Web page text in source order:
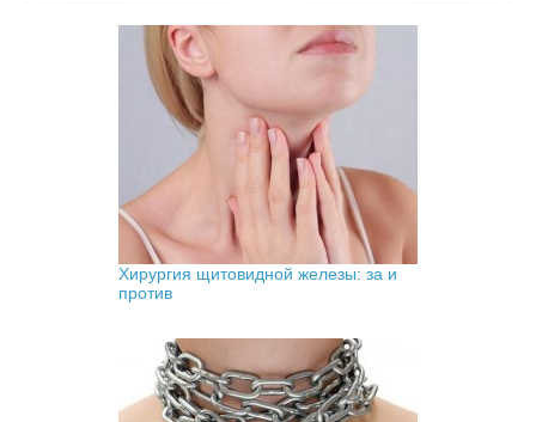
Хирургия щитовидной железы: за и
против